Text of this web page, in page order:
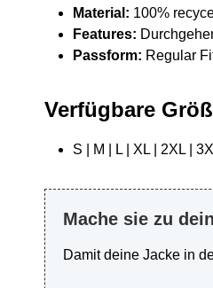
Material: 100%
Features:
Passform: Regular
Verfügbare
S | M | L | XL | 2XL |
Mache sie zu
Damit deine Jacke in